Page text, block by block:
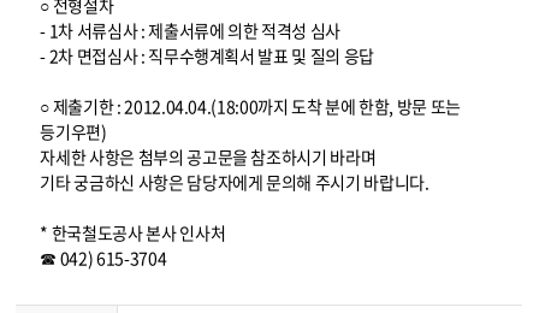
○ 전형절차
- 1차 서류심사 : 제출서류에 의한 적격성 심사
- 2차 면접심사 : 직무수행계획서 발표 및 질의 응답
○ 제출기한 : 2012.04.04.(18:00까지 도착 분에 한함, 방문 또는
등기우편)
자세한 사항은 첨부의 공고문을 참조하시기 바라며
기타 궁금하신 사항은 담당자에게 문의해 주시기 바랍니다.
* 한국철도공사 본사 인사처
☎ 042) 615-3704